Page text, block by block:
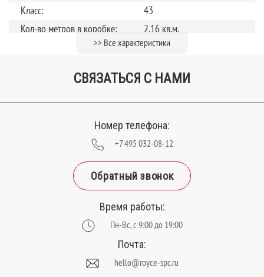
Класс:
43
Кол-во метров в коробке:
2,16 кв.м.
30 панелей
Chalet LVT
до +27 градусов
Толщина планки (мм):
2.5
V-образная
темно-коричневый
120
>> Все характеристики
СВЯЗАТЬСЯ С НАМИ
Номер телефона:
+7 495 032-08-12
Обратный звонок
Время работы:
Пн-Вс, с 9:00 до 19:00
Почта:
hello@royce-spc.ru